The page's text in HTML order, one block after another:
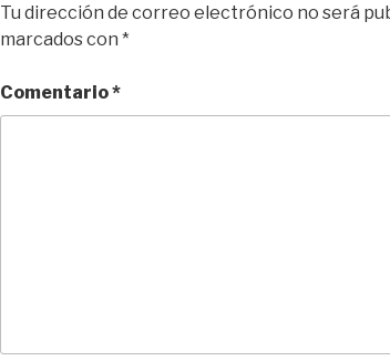
Tu dirección de correo electrónico no será
marcados con *
Comentario*